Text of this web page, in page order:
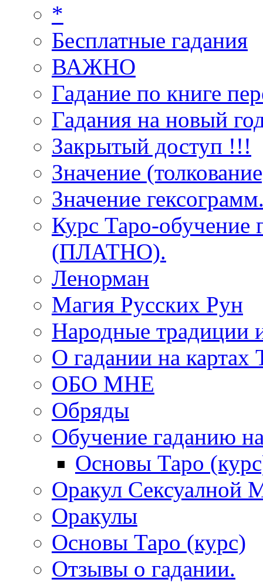
*
Бесплатные гадания
ВАЖНО
Гадание по книге
Гадания на новый
Закрытый доступ !!!
Значение
Значение
Курс Таро-обучение
(ПЛАТНО).
Ленорман
Магия Русских Рун
Народные традиции
О гадании на картах
ОБО МНЕ
Обряды
Обучение гаданию
Основы Таро
Оракул Сексуалной
Оракулы
Основы Таро (курс)
Отзывы о гадании.